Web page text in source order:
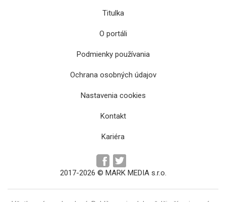
V Ortodoxnej synagóge v Prešove sa v lete
odohrá séria koncertov i divadelné
Titulka
O portáli
Podmienky používania
Ochrana osobných údajov
Nastavenia cookies
Kontakt
Kariéra
2017-2026 © MARK MEDIA s.r.o.